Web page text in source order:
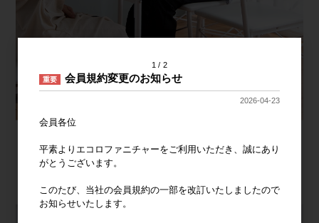
1 2
重要 会員規約変更のお知らせ
2026-04-23
会員各位
平素よりエコロファニチャーをご利用いただき、誠にあり
がとうございます。
このたび、当社の会員規約の一部を改訂いたしましたので
お知らせいたします。